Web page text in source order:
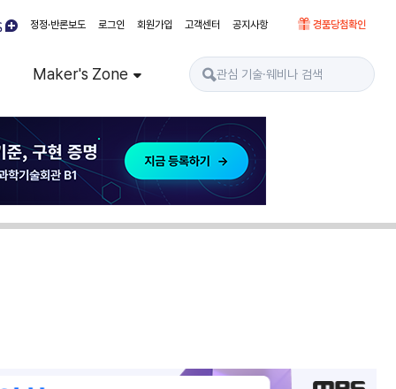
정정·반론보도 로그인 회원가입 고객센터 공지사항 경품당첨확인
Maker's Zone